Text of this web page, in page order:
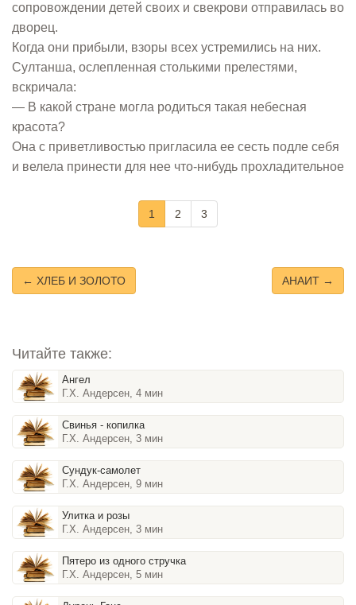
сопровождении детей своих и свекрови отправилась во
дворец.
Когда они прибыли, взоры всех устремились на них.
Султанша, ослепленная столькими прелестями,
вскричала:
— В какой стране могла родиться такая небесная
красота?
Она с приветливостью пригласила ее сесть подле себя
и велела принести для нее что-нибудь прохладительное
1 2 3
← ХЛЕБ И ЗОЛОТО АНАИТ →
Читайте также:
Ангел
Г.Х. Андерсен, 4 мин
Свинья - копилка
Г.Х. Андерсен, 3 мин
Сундук-самолет
Г.Х. Андерсен, 9 мин
Улитка и розы
Г.Х. Андерсен, 3 мин
Пятеро из одного стручка
Г.Х. Андерсен, 5 мин